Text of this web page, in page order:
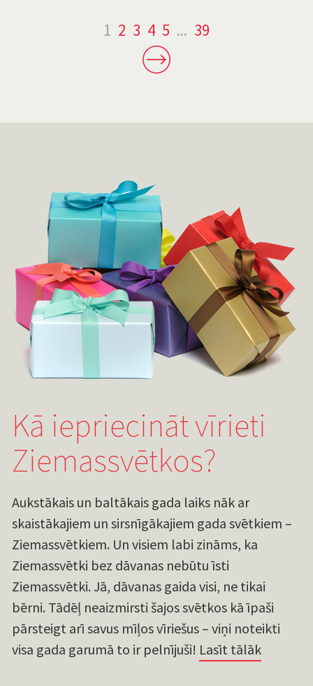
1 2 3 4 5 ... 39
Kā iepriecināt vīrieti
Ziemassvētkos?
Aukstākais un baltākais gada laiks nāk ar
skaistākajiem un sirsnīgākajiem gada svētkiem –
Ziemassvētkiem. Un visiem labi zināms, ka
Ziemassvētki bez dāvanas nebūtu īsti
Ziemassvētki. Jā, dāvanas gaida visi, ne tikai
bērni. Tādēļ neaizmirsti šajos svētkos kā īpaši
pārsteigt arī savus mīļos vīriešus – viņi noteikti
visa gada garumā to ir pelnījuši! Lasīt tālāk